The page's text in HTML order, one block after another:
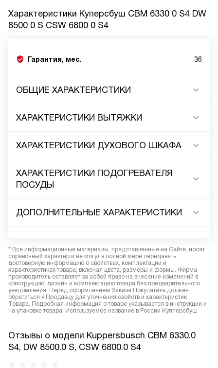
Характеристики Куперсбуш CBM 6330 0 S4 DW
8500 0 S CSW 6800 0 S4
Гарантия, мес. 36
ОБЩИЕ ХАРАКТЕРИСТИКИ
ХАРАКТЕРИСТИКИ ВЫТЯЖКИ
ХАРАКТЕРИСТИКИ ДУХОВОГО ШКАФА
ХАРАКТЕРИСТИКИ ПОДОГРЕВАТЕЛЯ
ПОСУДЫ
ДОПОЛНИТЕЛЬНЫЕ ХАРАКТЕРИСТИКИ
* Все информационные материалы, представленные на Сайте, носят
справочный характер и не могут в полной мере передавать
достоверную информацию о свойствах, комплектации и
характеристиках товара, включая цвета, размеры и формы. Фирма-
производитель оставляет за собой право на внесение изменений в
конструкцию, дизайн и комплектацию товара без предварительного
уведомления. Перед оформлением Заказа Покупатель должен
обратиться к Продавцу для уточнения свойств и характеристик
Товара. Подробная информация о товаре указывается в инструкции и
на упаковке товара. Используемое название в России Купперсбуш
Отзывы о модели Kuppersbusch CBM 6330.0
S4, DW 8500.0 S, CSW 6800.0 S4